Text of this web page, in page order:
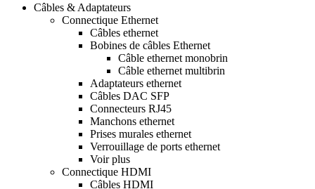
Câbles & Adaptateurs
Connectique Ethernet
Câbles ethernet
Bobines de câbles Ethernet
Câble ethernet monobrin
Câble ethernet multibrin
Adaptateurs ethernet
Câbles DAC SFP
Connecteurs RJ45
Manchons ethernet
Prises murales ethernet
Verrouillage de ports ethernet
Voir plus
Connectique HDMI
Câbles HDMI